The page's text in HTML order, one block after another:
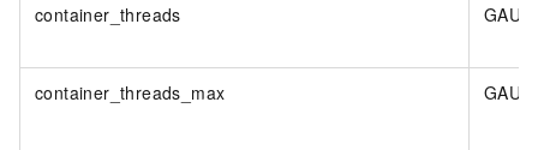
container_threads
container_threads_max